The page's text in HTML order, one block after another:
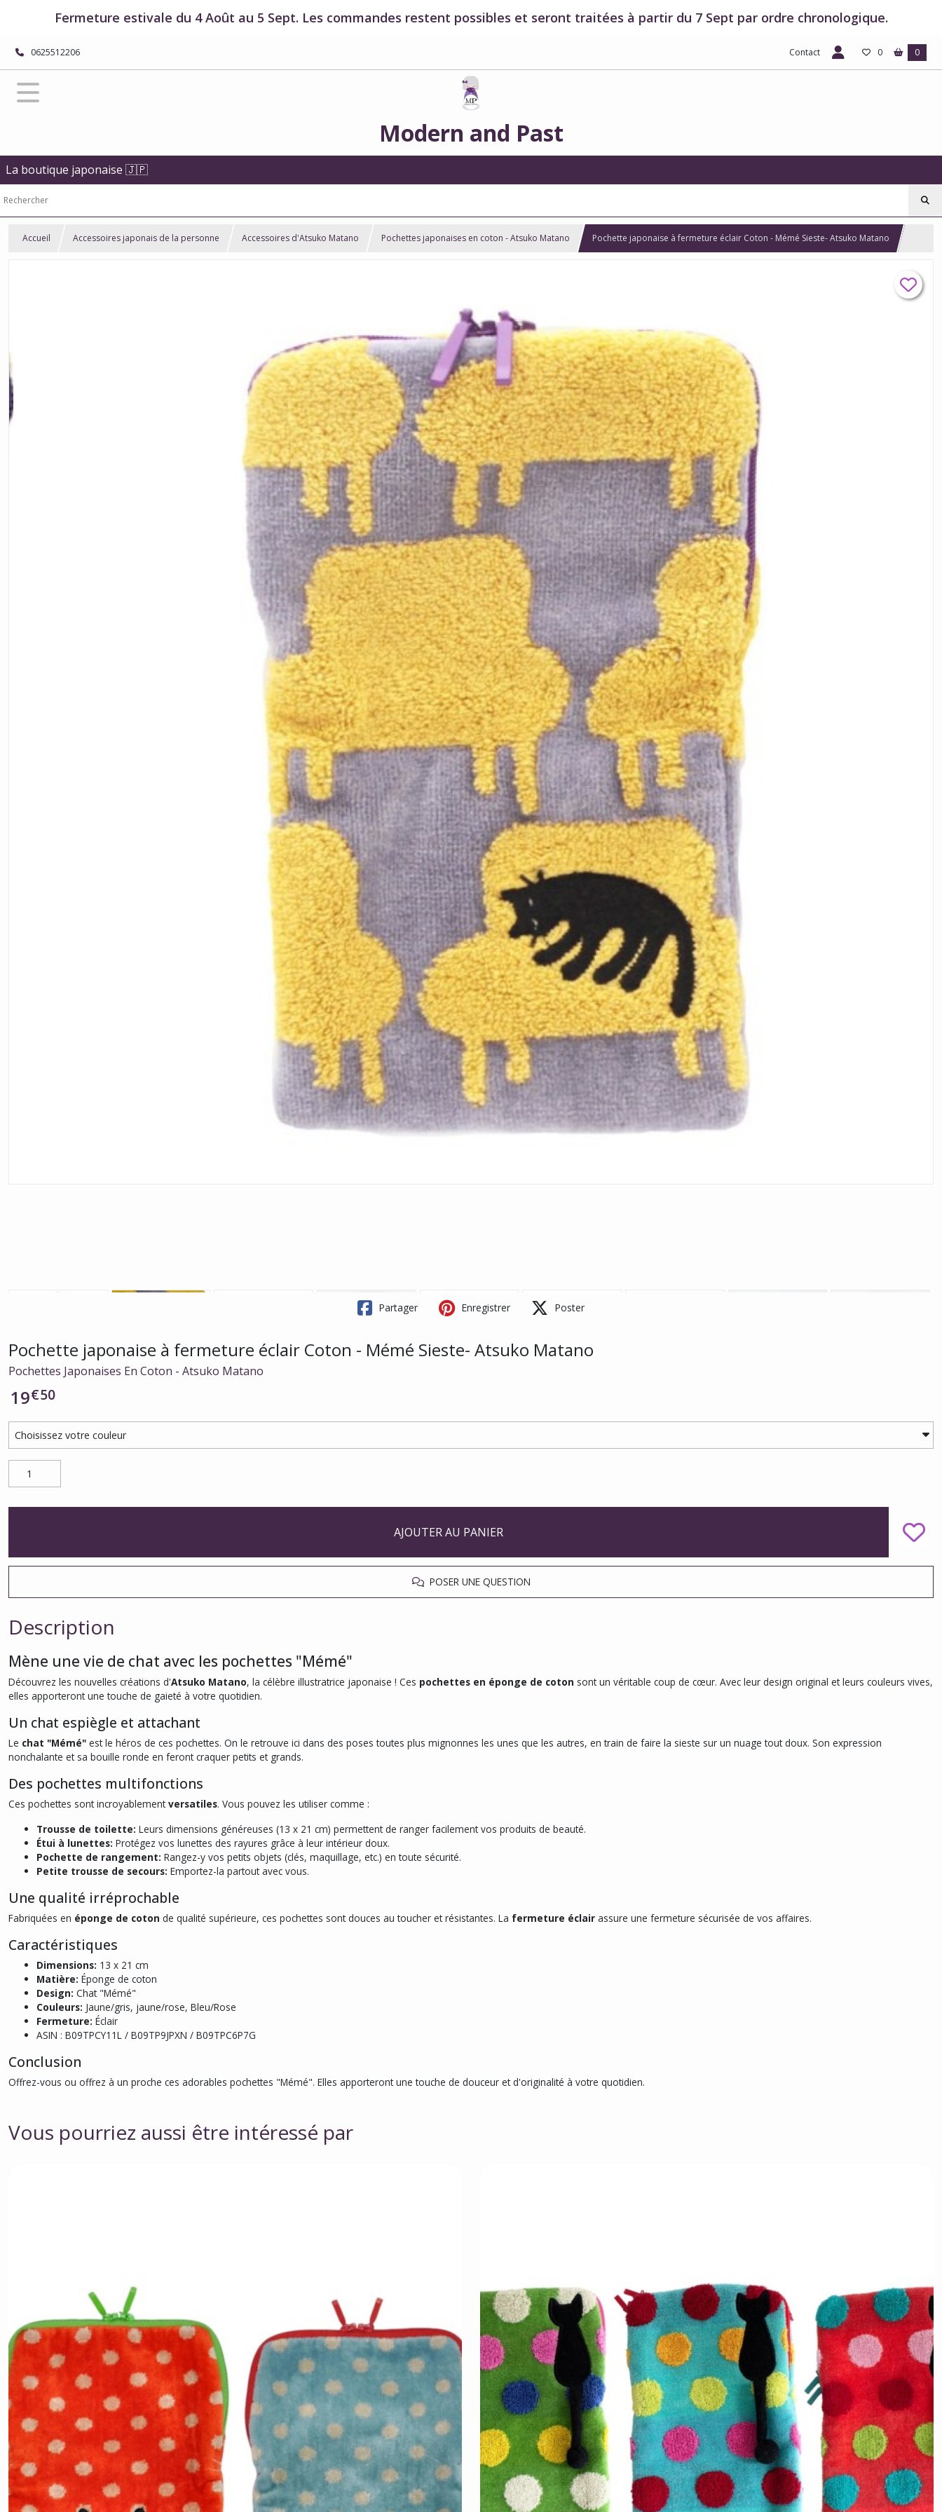
Fermeture estivale du 4 Août au 5 Sept. Les commandes restent possibles et seront traitées à partir du 7 Sept par ordre chronologique.
0625512206 Contact 0 0
Modern and Past
La boutique japonaise 🇯🇵
Accueil Accessoires japonais de la personne Accessoires d'Atsuko Matano Pochettes japonaises en coton - Atsuko Matano Pochette japonaise à fermeture éclair Coton - Mémé Sieste- Atsuko Matano
Partager Enregistrer Poster
Pochette japonaise à fermeture éclair Coton - Mémé Sieste- Atsuko Matano
Pochettes Japonaises En Coton - Atsuko Matano
19€50
AJOUTER AU PANIER
POSER UNE QUESTION
Description
Mène une vie de chat avec les pochettes "Mémé"
Découvrez les nouvelles créations d'Atsuko Matano, la célèbre illustratrice japonaise ! Ces pochettes en éponge de coton sont un véritable coup de cœur. Avec leur design original et leurs couleurs vives,
elles apporteront une touche de gaieté à votre quotidien.
Un chat espiègle et attachant
Le chat "Mémé" est le héros de ces pochettes. On le retrouve ici dans des poses toutes plus mignonnes les unes que les autres, en train de faire la sieste sur un nuage tout doux. Son expression
nonchalante et sa bouille ronde en feront craquer petits et grands.
Des pochettes multifonctions
Ces pochettes sont incroyablementversatiles. Vous pouvez les utiliser comme :
Trousse de toilette: Leurs dimensions généreuses (13 x 21 cm) permettent de ranger facilement vos produits de beauté.
Étui à lunettes: Protégez vos lunettes des rayures grâce à leur intérieur doux.
Pochette de rangement: Rangez-y vos petits objets (clés, maquillage, etc.) en toute sécurité.
Petite trousse de secours: Emportez-la partout avec vous.
Une qualité irréprochable
Fabriquées en éponge de coton de qualité supérieure, ces pochettes sont douces au toucher et résistantes. La fermeture éclair assure une fermeture sécurisée de vos affaires.
Caractéristiques
Dimensions: 13 x 21 cm
Matière: Éponge de coton
Design: Chat "Mémé"
Couleurs: Jaune/gris, jaune/rose, Bleu/Rose
Fermeture: Éclair
ASIN : B09TPCY11L / B09TP9JPXN / B09TPC6P7G
Conclusion
Offrez-vous ou offrez à un proche ces adorables pochettes "Mémé". Elles apporteront une touche de douceur et d'originalité à votre quotidien.
Vous pourriez aussi être intéressé par